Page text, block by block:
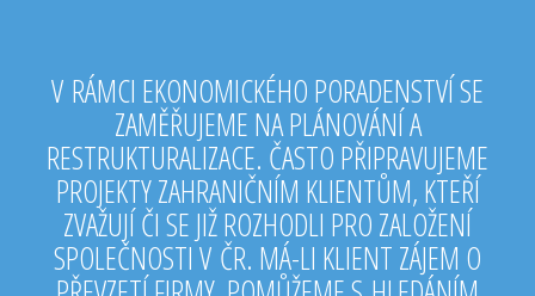
V RÁMCI EKONOMICKÉHO PORADENSTVÍ SE
ZAMĚŘUJEME NA PLÁNOVÁNÍ A
RESTRUKTURALIZACE. ČASTO PŘIPRAVUJEME
PROJEKTY ZAHRANIČNÍM KLIENTŮM, KTEŘÍ
ZVAŽUJÍ ČI SE JIŽ ROZHODLI PRO ZALOŽENÍ
SPOLEČNOSTI V ČR. MÁ-LI KLIENT ZÁJEM O